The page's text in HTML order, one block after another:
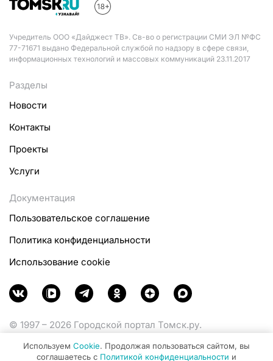
Учредитель ООО «Дайджест ТВ». Св-во о регистрации СМИ ЭЛ №ФС
77-71671 выдано Федеральной службой по надзору в сфере связи,
информационных технологий и массовых коммуникаций 23.11.2017
Разделы
Новости
Контакты
Проекты
Услуги
Документация
Пользовательское соглашение
Политика конфиденциальности
Использование cookie
© 1997 – 2026 Городской портал Томск.ру.
Министерства цифрового развития, связи и массовых
Используем Cookie. Продолжая пользоваться сайтом, вы
соглашаетесь с Политикой конфиденциальности и